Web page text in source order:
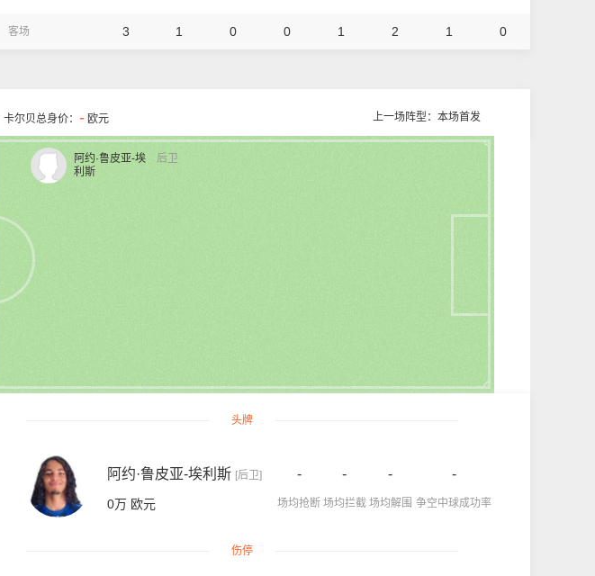
客场 3 1 0 0 1 2 1 0
上一场阵型：本场首发
卡尔贝总身价： - 欧元
后卫
阿约·鲁皮亚-埃
利斯
头牌
阿约·鲁皮亚-埃利斯 [后卫]
0万 欧元
-
场均抢断
-
场均拦截
-
场均解围
-
争空中球成功率
伤停